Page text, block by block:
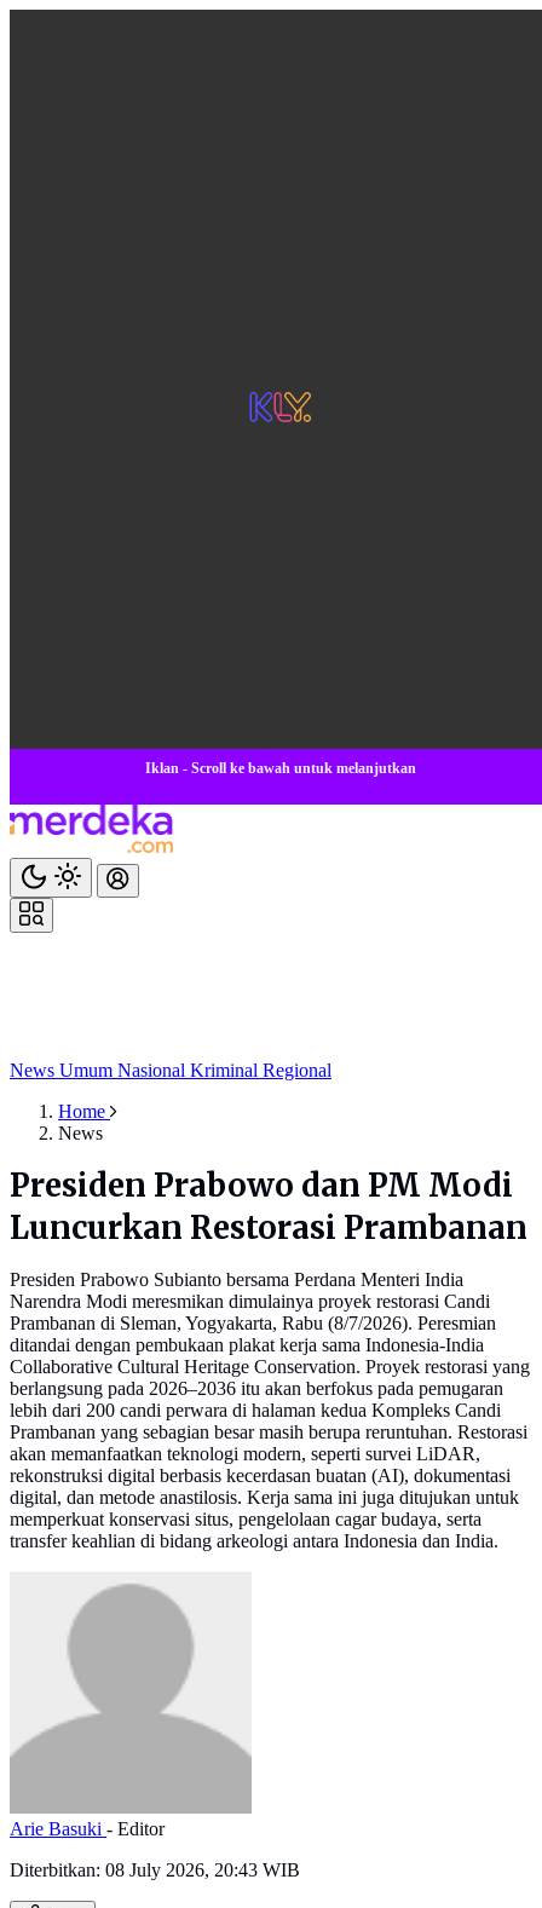
Iklan - Scroll ke bawah untuk melanjutkan
News Umum Nasional Kriminal Regional
Home
News
Presiden Prabowo dan PM Modi
Luncurkan Restorasi Prambanan
Presiden Prabowo Subianto bersama Perdana Menteri India
Narendra Modi meresmikan dimulainya proyek restorasi Candi
Prambanan di Sleman, Yogyakarta, Rabu (8/7/2026). Peresmian
ditandai dengan pembukaan plakat kerja sama Indonesia-India
Collaborative Cultural Heritage Conservation. Proyek restorasi yang
berlangsung pada 2026–2036 itu akan berfokus pada pemugaran
lebih dari 200 candi perwara di halaman kedua Kompleks Candi
Prambanan yang sebagian besar masih berupa reruntuhan. Restorasi
akan memanfaatkan teknologi modern, seperti survei LiDAR,
rekonstruksi digital berbasis kecerdasan buatan (AI), dokumentasi
digital, dan metode anastilosis. Kerja sama ini juga ditujukan untuk
memperkuat konservasi situs, pengelolaan cagar budaya, serta
transfer keahlian di bidang arkeologi antara Indonesia dan India.
Arie Basuki - Editor
Diterbitkan: 08 July 2026, 20:43 WIB